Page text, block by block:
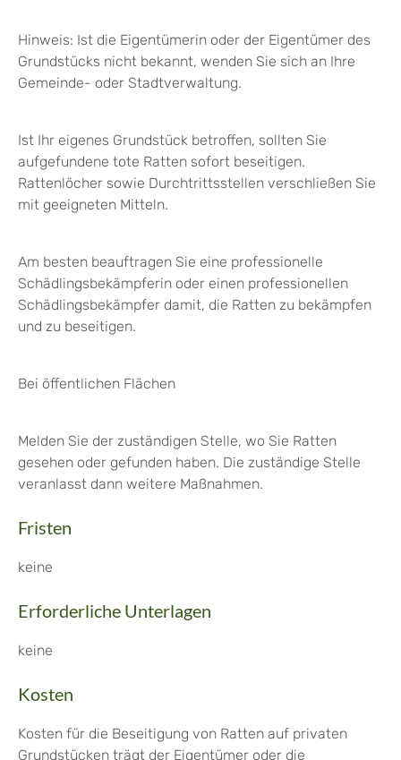
Hinweis: Ist die Eigentümerin oder der Eigentümer des
Grundstücks nicht bekannt, wenden Sie sich an Ihre
Gemeinde- oder Stadtverwaltung.
Ist Ihr eigenes Grundstück betroffen, sollten Sie
aufgefundene tote Ratten sofort beseitigen.
Rattenlöcher sowie Durchtrittsstellen verschließen Sie
mit geeigneten Mitteln.
Am besten beauftragen Sie eine professionelle
Schädlingsbekämpferin oder einen professionellen
Schädlingsbekämpfer damit, die Ratten zu bekämpfen
und zu beseitigen.
Bei öffentlichen Flächen
Melden Sie der zuständigen Stelle, wo Sie Ratten
gesehen oder gefunden haben. Die zuständige Stelle
veranlasst dann weitere Maßnahmen.
Fristen
keine
Erforderliche Unterlagen
keine
Kosten
Kosten für die Beseitigung von Ratten auf privaten
Grundstücken trägt der Eigentümer oder die